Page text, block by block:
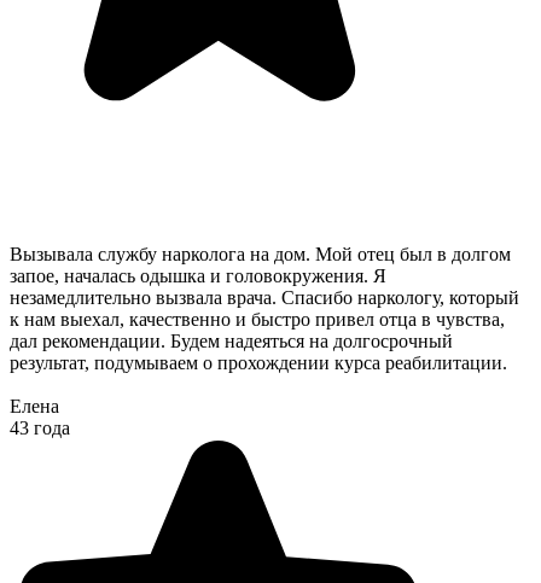
Вызывала службу нарколога на дом. Мой отец был в долгом
запое, началась одышка и головокружения. Я
незамедлительно вызвала врача. Спасибо наркологу, который
к нам выехал, качественно и быстро привел отца в чувства,
дал рекомендации. Будем надеяться на долгосрочный
результат, подумываем о прохождении курса реабилитации.
Елена
43 года